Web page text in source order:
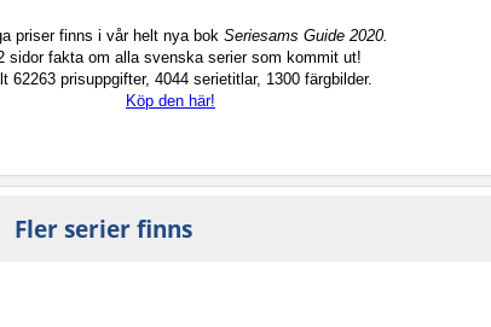
priser finns i vår helt nya bok Seriesams Guide 2020.
sidor fakta om alla svenska serier som kommit ut!
62263 prisuppgifter, 4044 serietitlar, 1300 färgbilder.
Köp den här!
Fler serier finns